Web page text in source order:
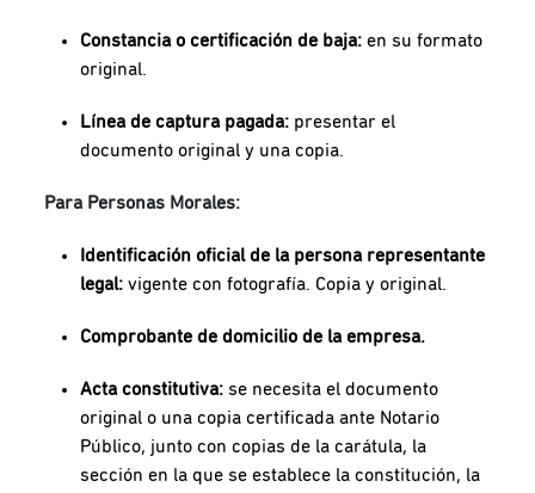
Constancia o certificación de baja: en su formato
original.
Línea de captura pagada: presentar el
documento original y una copia.
Para Personas Morales:
Identificación oficial de la persona representante
legal: vigente con fotografía. Copia y original.
Comprobante de domicilio de la empresa.
Acta constitutiva: se necesita el documento
original o una copia certificada ante Notario
Público, junto con copias de la carátula, la
sección en la que se establece la constitución, la